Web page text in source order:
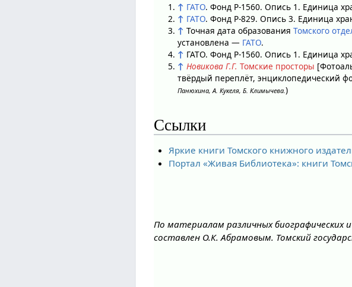
↑ ГАТО. Фонд Р-1560. Опись 1. Единица
↑ ГАТО. Фонд Р-829. Опись 3. Единица
↑ Точная дата образованияТомского
установлена — ГАТО.
↑ ГАТО. Фонд Р-1560. Опись 1. Единица
↑ Новикова Г.Г. Томские просторы
твёрдый переплёт, энциклопедический
Панюхина, А. Кукеля, Б. Климычева.)
Ссылки
Яркие книги Томского книжного
Портал «Живая Библиотека»: книги
По материалам различных биографических
составлен О.К. Абрамовым. Томский